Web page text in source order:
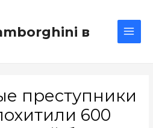
в
преступники
600